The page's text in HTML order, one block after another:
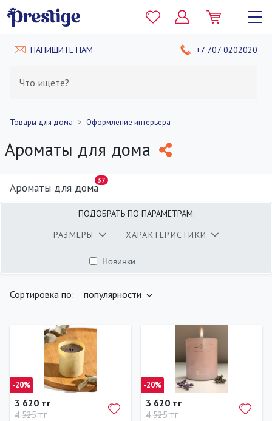
НАПИШИТЕ НАМ +7 707 0202020
Что ищете?
Товары для дома Оформление интерьера
Ароматы для дома
Ароматы для дома
37
ПОДОБРАТЬ ПО ПАРАМЕТРАМ:
РАЗМЕРЫ
ХАРАКТЕРИСТИКИ
Новинки
Сортировка по: популярности
-20%
3 620 тг
4 525 тг
-20%
3 620 тг
4 525 тг